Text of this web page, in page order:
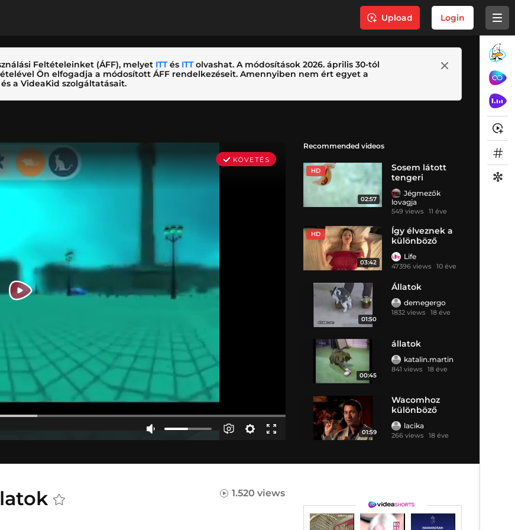
Upload Login
Feltételeinket (ÁFF), melyet ITTés ITTolvashat. A módosítások 2026. április 30-tól
Ön elfogadja a módosított ÁFF rendelkezéseit. Amennyiben nem ért egyet a
a VideaKid szolgáltatásait.
Recommended videos
HD
02:57
Sosem látott
tengeri
állatokat
találtak
Jégmezők
lovagja
549 views 11 éve
HD
03:42
Így élveznek a
különböző
nemzetek
Life
47396 views 10 éve
01:50
Állatok
demegergo
1832 views 18 éve
00:45
állatok
katalin.martin
841 views 18 éve
01:59
Wacomhoz
különböző
tollak
lacika
266 views 18 éve
1.520 views